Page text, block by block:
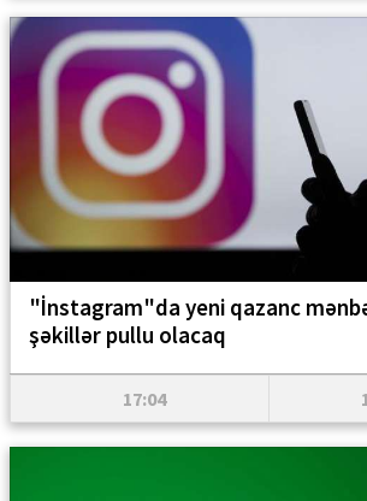
"İnstagram"da yeni qazanc
şəkillər pullu olacaq
17:04